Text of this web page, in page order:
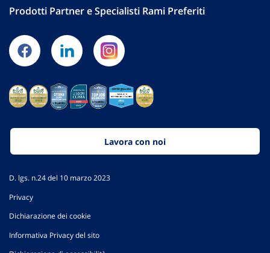
Prodotti Partner e Specialisti Rami Preferiti
Lavora con noi
D. lgs. n.24 del 10 marzo 2023
Privacy
Dichiarazione dei cookie
Informativa Privacy del sito